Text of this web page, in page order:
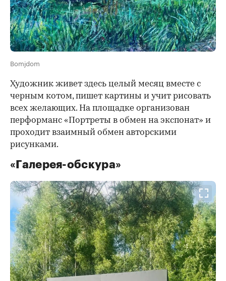
Bomjdom
Художник живет здесь целый месяц вместе с
черным котом, пишет картины и учит рисовать
всех желающих. На площадке организован
перформанс «Портреты в обмен на экспонат» и
проходит взаимный обмен авторскими
рисунками.
«Галерея-обскура»